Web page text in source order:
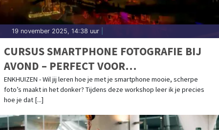
19 november 2025, 14:38 uur
CURSUS SMARTPHONE FOTOGRAFIE BIJ
AVOND – PERFECT VOOR
ZUIDERZEELICHT!
ENKHUIZEN - Wil jij leren hoe je met je smartphone mooie, scherpe
foto’s maakt in het donker? Tijdens deze workshop leer ik je precies
hoe je dat [...]